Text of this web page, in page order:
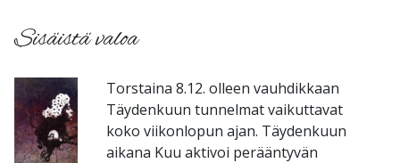
Sisäistä valoa
Torstaina 8.12. olleen vauhdikkaan
Täydenkuun tunnelmat vaikuttavat
koko viikonlopun ajan. Täydenkuun
aikana Kuu aktivoi perääntyvän